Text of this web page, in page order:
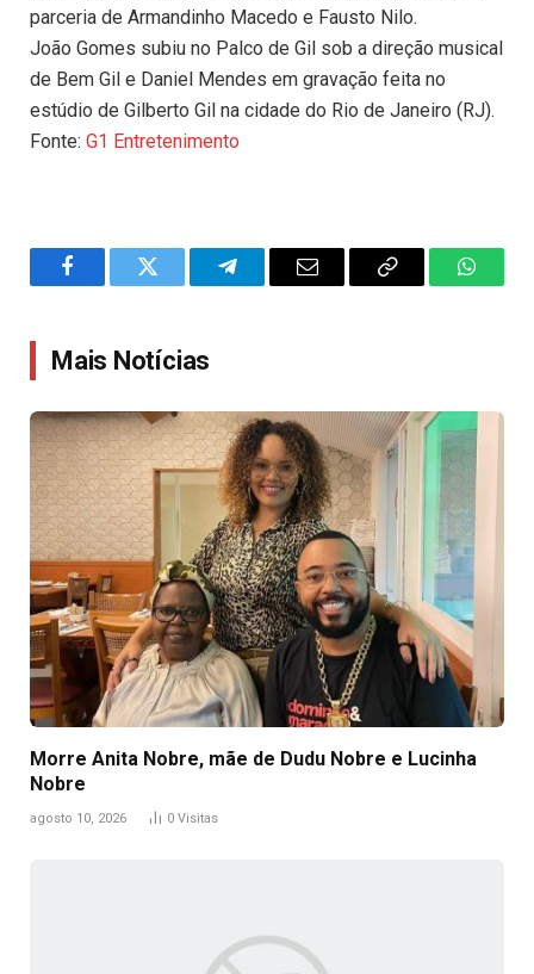
parceria de Armandinho Macedo e Fausto Nilo.
João Gomes subiu no Palco de Gil sob a direção musical
de Bem Gil e Daniel Mendes em gravação feita no
estúdio de Gilberto Gil na cidade do Rio de Janeiro (RJ).
Fonte: G1 Entretenimento
FacebookTwitter TelegramEmail
Copy
Mais Notícias
Morre Anita Nobre, mãe de Dudu Nobre e Lucinha
Nobre
agosto 10, 2026 0 Visitas